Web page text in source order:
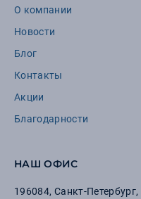
О компании
Новости
Блог
Контакты
Акции
Благодарности
НАШ ОФИС
196084, Санкт-Петербург,